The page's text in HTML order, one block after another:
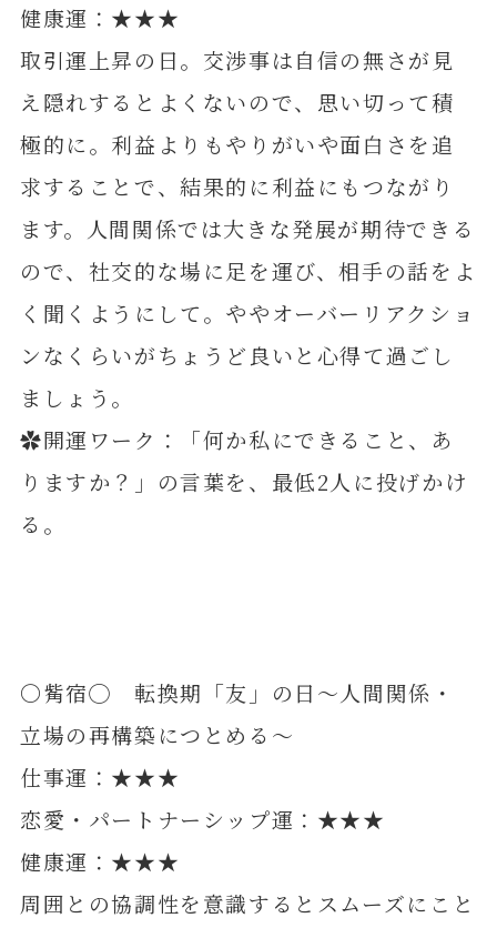
健康運：★★★
取引運上昇の日。交渉事は自信の無さが見
え隠れするとよくないので、思い切って積
極的に。利益よりもやりがいや面白さを追
求することで、結果的に利益にもつながり
ます。人間関係では大きな発展が期待できる
ので、社交的な場に足を運び、相手の話をよ
く聞くようにして。ややオーバーリアクショ
ンなくらいがちょうど良いと心得て過ごし
ましょう。
✿開運ワーク：「何か私にできること、あ
りますか？」の言葉を、最低2人に投げかけ
る。
〇觜宿◯ 転換期「友」の日～人間関係・
立場の再構築につとめる～
仕事運：★★★
恋愛・パートナーシップ運：★★★
健康運：★★★
周囲との協調性を意識するとスムーズにこと